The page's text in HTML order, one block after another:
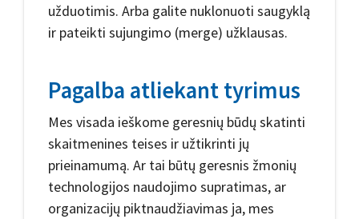
užduotimis. Arba galite nuklonuoti saugyklą
ir pateikti sujungimo (merge) užklausas.
Pagalba atliekant tyrimus
Mes visada ieškome geresnių būdų skatinti
skaitmenines teises ir užtikrinti jų
prieinamumą. Ar tai būtų geresnis žmonių
technologijos naudojimo supratimas, ar
organizacijų piktnaudžiavimas ja, mes